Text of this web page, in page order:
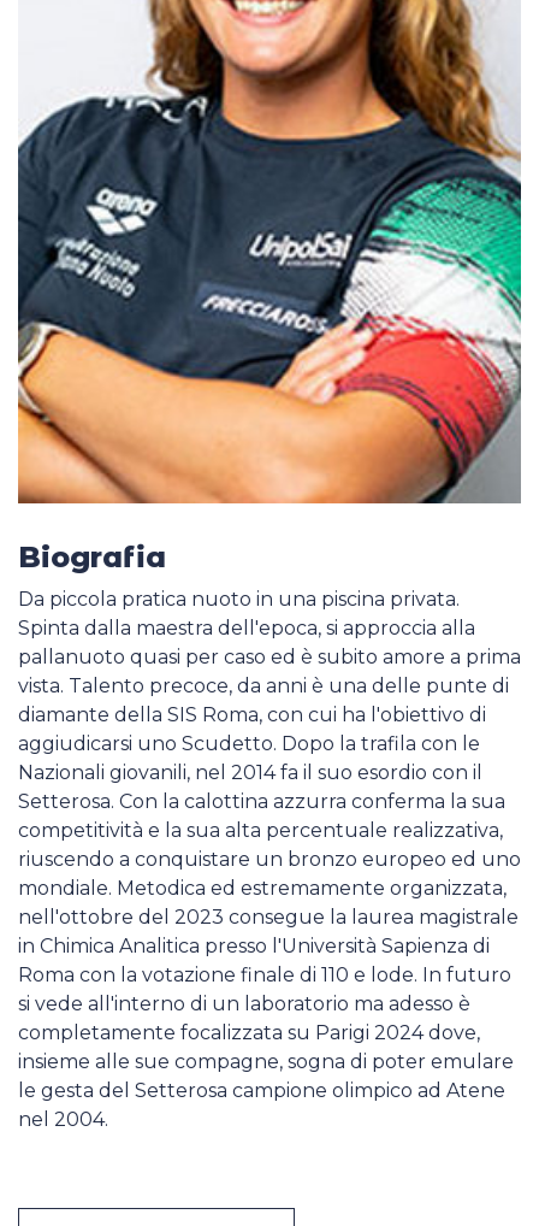
Biografia
Da piccola pratica nuoto in una piscina privata.
Spinta dalla maestra dell'epoca, si approccia alla
pallanuoto quasi per caso ed è subito amore a prima
vista. Talento precoce, da anni è una delle punte di
diamante della SIS Roma, con cui ha l'obiettivo di
aggiudicarsi uno Scudetto. Dopo la trafila con le
Nazionali giovanili, nel 2014 fa il suo esordio con il
Setterosa. Con la calottina azzurra conferma la sua
competitività e la sua alta percentuale realizzativa,
riuscendo a conquistare un bronzo europeo ed uno
mondiale. Metodica ed estremamente organizzata,
nell'ottobre del 2023 consegue la laurea magistrale
in Chimica Analitica presso l'Università Sapienza di
Roma con la votazione finale di 110 e lode. In futuro
si vede all'interno di un laboratorio ma adesso è
completamente focalizzata su Parigi 2024 dove,
insieme alle sue compagne, sogna di poter emulare
le gesta del Setterosa campione olimpico ad Atene
nel 2004.